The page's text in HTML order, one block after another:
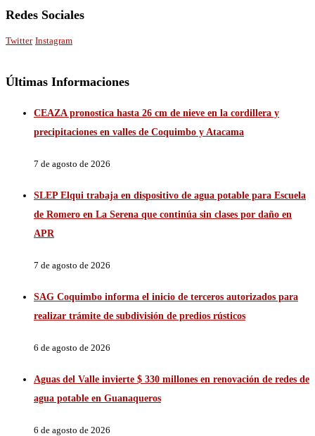
Redes Sociales
Twitter Instagram
Últimas Informaciones
CEAZA pronostica hasta 26 cm de nieve en la cordillera y
precipitaciones en valles de Coquimbo y Atacama
7 de agosto de 2026
SLEP Elqui trabaja en dispositivo de agua potable para Escuela
de Romero en La Serena que continúa sin clases por daño en
APR
7 de agosto de 2026
SAG Coquimbo informa el inicio de terceros autorizados para
realizar trámite de subdivisión de predios rústicos
6 de agosto de 2026
Aguas del Valle invierte $ 330 millones en renovación de redes de
agua potable en Guanaqueros
6 de agosto de 2026